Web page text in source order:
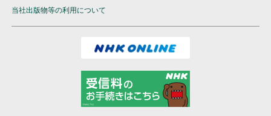
当社出版物等の利用について